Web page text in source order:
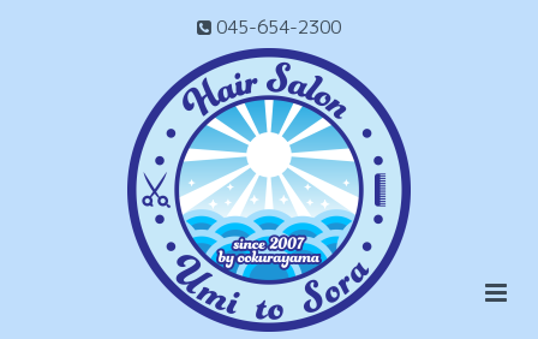
045-654-2300